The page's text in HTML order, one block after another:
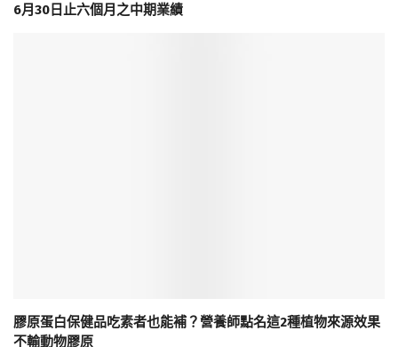
6月30日止六個月之中期業績
膠原蛋白保健品吃素者也能補？營養師點名這2種植物來源效果
不輸動物膠原